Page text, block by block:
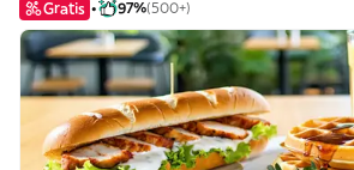
Gratis 97%(500+)